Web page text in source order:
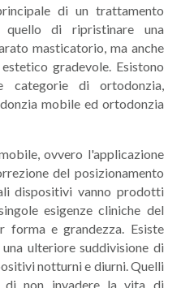
di un trattamento
di ripristinare una
masticatorio, ma anche
gradevole. Esistono
categorie di ortodonzia,
mobile ed ortodonzia
ovvero l'applicazione
del posizionamento
dispositivi vanno prodotti
esigenze cliniche del
forma e grandezza. Esiste
ulteriore suddivisione di
notturni e diurni. Quelli
di non invadere la vita di